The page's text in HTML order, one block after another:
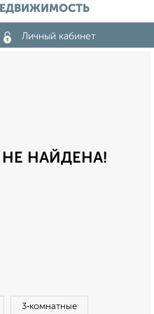
Личный кабинет
НАЙДЕНА!
3‑комнатные